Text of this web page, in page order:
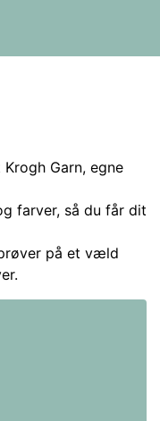
Garn, egne
farver, så du får dit
på et væld